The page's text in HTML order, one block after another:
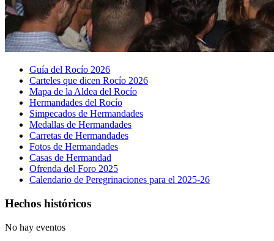
Guía del Rocío 2026
Carteles que dicen Rocío 2026
Mapa de la Aldea del Rocío
Hermandades del Rocío
Simpecados de Hermandades
Medallas de Hermandades
Carretas de Hermandades
Fotos de Hermandades
Casas de Hermandad
Ofrenda del Foro 2025
Calendario de Peregrinaciones para el 2025-26
Hechos históricos
No hay eventos